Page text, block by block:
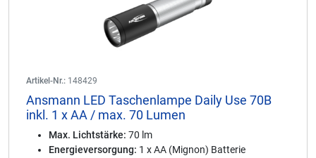
Artikel-Nr.: 148429
Ansmann LED Taschenlampe Daily Use 70B
inkl. 1 x AA / max. 70 Lumen
Max. Lichtstärke: 70 lm
Energieversorgung: 1 x AA (Mignon) Batterie